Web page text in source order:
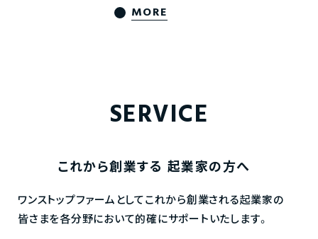
MORE
SERVICE
これから創業する 起業家の方へ
ワンストップファームとしてこれから創業される起業家の
皆さまを各分野において的確にサポートいたします。